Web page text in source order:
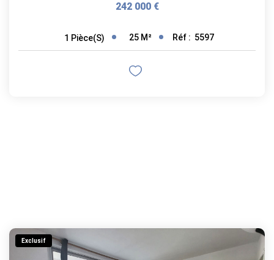
242 000 €
1 Pièce(s) 25 M² Réf : 5597
Exclusif